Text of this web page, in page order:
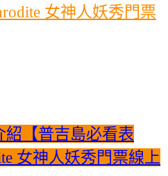
女神人妖秀門票
紹【普吉島必看表
女神人妖秀門票線上